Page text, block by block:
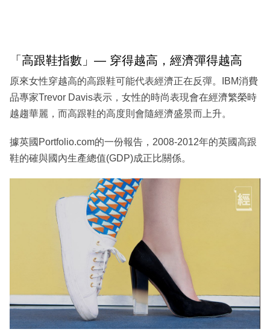
「高跟鞋指數」— 穿得越高，經濟彈得越高
原來女性穿越高的高跟鞋可能代表經濟正在反彈。IBM消費
品專家Trevor Davis表示，女性的時尚表現會在經濟繁榮時
越趨華麗，而高跟鞋的高度則會隨經濟盛景而上升。
據英國Portfolio.com的一份報告，2008-2012年的英國高跟
鞋的確與國內生產總值(GDP)成正比關係。